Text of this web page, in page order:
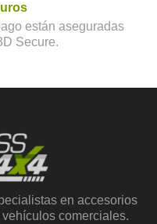
están aseguradas
Secure.
en accesorios
comerciales.